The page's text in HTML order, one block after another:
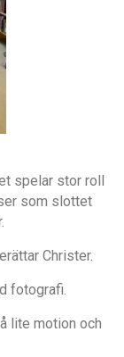
spelar stor roll
som slottet
Christer.
fotografi.
lite motion och